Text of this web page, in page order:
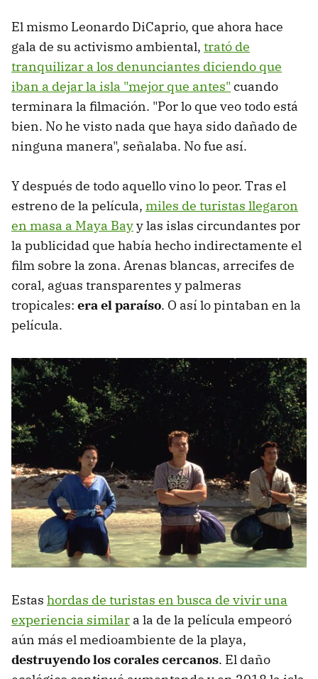
El mismo Leonardo DiCaprio, que ahora hace
gala de su activismo ambiental, trató de
tranquilizar a los denunciantes diciendo que
iban a dejar la isla "mejor que antes" cuando
terminara la filmación. "Por lo que veo todo está
bien. No he visto nada que haya sido dañado de
ninguna manera", señalaba. No fue así.
Y después de todo aquello vino lo peor. Tras el
estreno de la película, miles de turistas llegaron
en masa a Maya Bayy las islas circundantes por
la publicidad que había hecho indirectamente el
film sobre la zona. Arenas blancas, arrecifes de
coral, aguas transparentes y palmeras
tropicales: era el paraíso. O así lo pintaban en la
película.
Estas hordas de turistas en busca de vivir una
experiencia similar a la de la película empeoró
aún más el medioambiente de la playa,
destruyendo los corales cercanos. El daño